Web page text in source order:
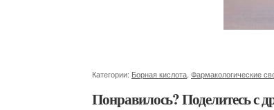
Категории: Борная кислота Фармакологические
Понравилось? Поделитесь с